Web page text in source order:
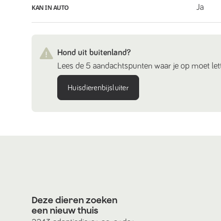
KAN IN AUTO Ja
Hond uit buitenland?
Lees de 5 aandachtspunten waar je op moet
Huisdierenbijsluiter
Deze dieren zoeken
een nieuw thuis